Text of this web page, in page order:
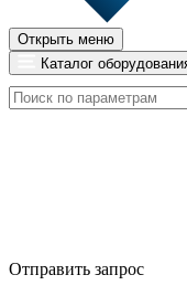
Открыть меню
Каталог
Отправить запрос